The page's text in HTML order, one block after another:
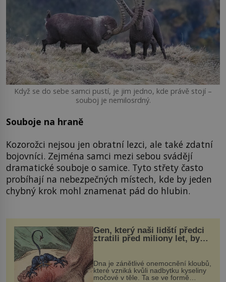
Když se do sebe samci pustí, je jim jedno, kde právě stojí –
souboj je nemilosrdný.
Souboje na hraně
Kozorožci nejsou jen obratní lezci, ale také zdatní
bojovníci. Zejména samci mezi sebou svádějí
dramatické souboje o samice. Tyto střety často
probíhají na nebezpečných místech, kde by jeden
chybný krok mohl znamenat pád do hlubin.
Gen, který naši lidští předci
ztratili před miliony let, by
mohl pomoci s léčbou
„nemoci králů“
Dna je zánětlivé onemocnění kloubů,
které vzniká kvůli nadbytku kyseliny
močové v těle. Ta se ve formě